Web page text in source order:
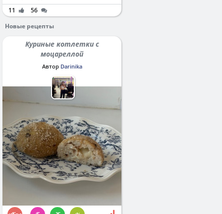
11
56
Новые рецепты
Куриные котлетки с
моцареллой
Автор Darinika